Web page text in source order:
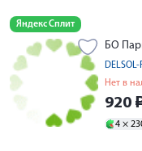
Яндекс Сплит
БО
Нет в
920
4 ×